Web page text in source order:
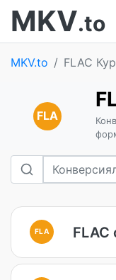
MKV.to
MKV.to FLAC
FLA
FLA FLAC